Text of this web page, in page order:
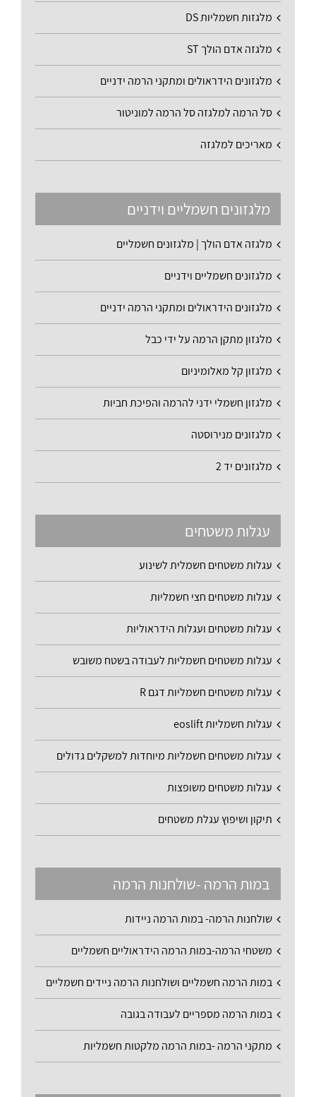
מלגזות חשמליות DS
מלגזה אדם הולך ST
מלגזונים הידראולים ומתקני הרמה ידניים
סל הרמה למלגזה סל הרמה למוניטור
מאריכים למלגזה
מלגזונים חשמליים וידניים
מלגזה אדם הולך | מלגזונים חשמליים
מלגזונים חשמליים וידניים
מלגזונים הידראולים ומתקני הרמה ידניים
מלגזון מתקן הרמה על ידי כבל
מלגזון קל מאלומיניום
מלגזון חשמלי ידני להרמה והפיכת חביות
מלגזונים מנירוסטה
מלגזונים יד 2
עגלות משטחים
עגלות משטחים חשמלית לשינוע
עגלות משטחים חצי חשמליות
עגלות משטחים ועגלות הידראוליות
עגלות משטחים חשמליות לעבודה בשטח משובש
עגלות משטחים חשמליות דגם R
עגלות חשמליות eoslift
עגלות משטחים חשמליות מיוחדות למשקלים גדולים
עגלות משטחים משופצות
תיקון ושיפוץ עגלת משטחים
במות הרמה -שולחנות הרמה
שולחנות הרמה- במות הרמה ניידות
משטחי הרמה-במות הרמה הידראוליים חשמליים
במות הרמה חשמליים ושולחנות הרמה ניידים חשמליים
במות הרמה מספריים לעבודה בגובה
מתקני הרמה -במות הרמה מלקטות חשמליות